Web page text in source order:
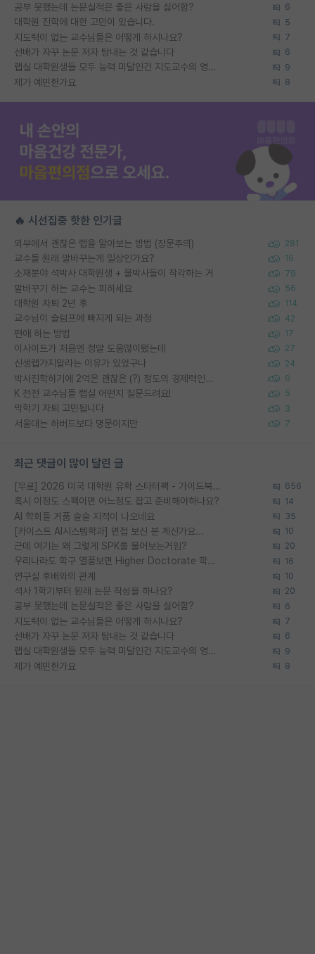
공부 못했는데 논문실적은 좋은 사람을 싫어함? 6
대학원 진학에 대한 고민이 있습니다. 5
지도력이 없는 교수님들은 어떻게 하시나요? 7
선배가 자꾸 논문 저자 탐내는 것 같습니다 6
랩실 대학원생들 모두 능력 미달인건 지도교수의 영향 아닌가? 9
제가 예민한가요 8
🔥 시선집중 핫한 인기글
외부에서 괜찮은 랩을 알아보는 방법 (장문주의) 281
교수들 원래 말바꾸는게 일상인가요? 16
소재분야 석박사 대학원생 + 물박사들이 착각하는 거 79
말바꾸기 하는 교수는 피하세요 56
대학원 자퇴 2년 후 114
교수님이 슬럼프에 빠지게 되는 과정 42
편애 하는 방법 17
이사이트가 처음엔 정말 도움많이됐는데 27
신생랩가지말라는 이유가 있었구나 24
박사진학하기에 2억은 괜찮은 (?) 정도의 경제력인가요 9
K 전전 교수님들 랩실 어떤지 질문드려요! 5
막학기 자퇴 고민됩니다 3
서울대는 하버드보다 명문이지만 7
최근 댓글이 많이 달린 글
[무료] 2026 미국 대학원 유학 스타터팩 - 가이드북 & 합격자 컨택메일 템플릿 656
혹시 이정도 스펙이면 어느정도 잡고 준비해야하나요? 14
AI 학회들 거품 슬슬 지적이 나오네요 35
[카이스트 AI시스템학과] 면접 보신 분 계신가요... 10
근데 여기는 왜 그렇게 SPK를 물어보는거임? 20
우리나라도 학구 열풍보면 Higher Doctorate 학위가 필요하다고 봅니다. 16
연구실 후배와의 관계 10
석사 1학기부터 원래 논문 작성을 하나요? 20
공부 못했는데 논문실적은 좋은 사람을 싫어함? 6
지도력이 없는 교수님들은 어떻게 하시나요? 7
선배가 자꾸 논문 저자 탐내는 것 같습니다 6
랩실 대학원생들 모두 능력 미달인건 지도교수의 영향 아닌가? 9
제가 예민한가요 8